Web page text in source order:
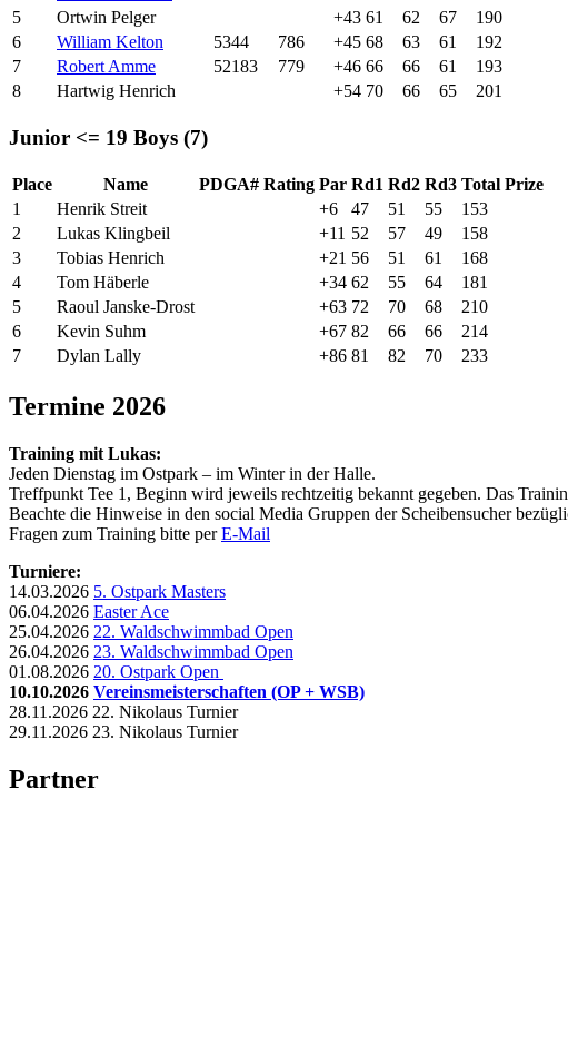
5
Ortwin Pelger +43 61 62 67
190
6
William Kelton 5344 786 +45 68 63 61
192
7
Robert Amme 52183 779 +46 66 66 61
193
8
Hartwig Henrich +54 70 66 65 201
Junior <= 19 Boys (7)
Place Name PDGA# Rating Par Rd1 Rd2 Rd3 Total Prize
1
Henrik Streit +6 47 51 55
153
2
Lukas Klingbeil +11 52 57 49
158
3
Tobias Henrich +21 56 51 61
168
4
Tom Häberle +34 62 55 64
181
5
Raoul Janske-Drost +63 72 70 68
210
6
Kevin Suhm +67 82 66 66
214
7
Dylan Lally +86 81 82 70 233
Termine 2026
Training mit Lukas:
Jeden Dienstag im Ostpark – im Winter in der Halle.
Treffpunkt Tee 1, Beginn wird jeweils rechtzeitig bekannt gegeben. Das
Beachte die Hinweise in den social Media Gruppen der Scheibensucher
Fragen zum Training bitte perE-Mail
Turniere:
14.03.2026 5. Ostpark Masters
06.04.2026 Easter Ace
25.04.2026 22. Waldschwimmbad Open
26.04.2026 23. Waldschwimmbad Open
01.08.2026 20. Ostpark Open
10.10.2026 Vereinsmeisterschaften (OP + WSB)
28.11.2026 22. Nikolaus Turnier
29.11.2026 23. Nikolaus Turnier
Partner